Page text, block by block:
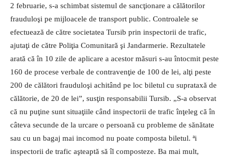
2 februarie, s-a schimbat sistemul de sancţionare a călătorilor
frau­duloşi pe mijloacele de transport public. Controalele se
efectuează de către societatea Tursib prin inspectorii de trafic,
ajutaţi de către Poliţia Comunitară şi Jan­darmerie. Rezultatele
arată că în 10 zile de aplicare a acestor măsuri s-au întocmit peste
160 de procese verbale de contravenţie de 100 de lei, alţi peste
200 de călători frauduloşi achitând pe loc biletul cu suprataxă de
călătorie, de 20 de lei”, susţin responsabilii Tursib. „S-a observat
că nu puţine sunt situaţiile când inspectorii de trafic înţeleg că în
câteva secunde de la urcare o persoană cu probleme de sănătate
sau cu un bagaj mai incomod nu poate composta biletul. ªi
inspectorii de trafic aşteaptă să îl composteze. Ba mai mult,